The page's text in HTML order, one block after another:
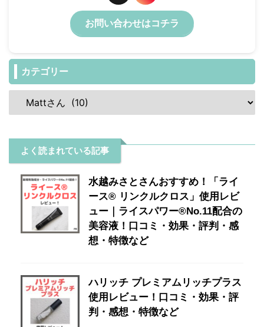
お問い合わせはコチラ
カテゴリー
よく読まれている記事
水越みさとさんおすすめ！「ライ
ース® リンクルクロス」使用レビ
ュー｜ライスパワー®No.11配合の
美容液！口コミ・効果・評判・感
想・特徴など
ハリッチ プレミアムリッチプラス
使用レビュー！口コミ・効果・評
判・感想・特徴など